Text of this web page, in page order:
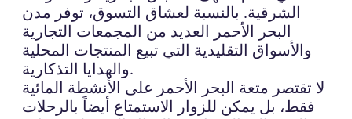
الشرقية. بالنسبة لعشاق التسوق، توفر مدن
البحر الأحمر العديد من المجمعات التجارية
والأسواق التقليدية التي تبيع المنتجات المحلية
والهدايا التذكارية.
لا تقتصر متعة البحر الأحمر على الأنشطة المائية
فقط، بل يمكن للزوار الاستمتاع أيضاً بالرحلات